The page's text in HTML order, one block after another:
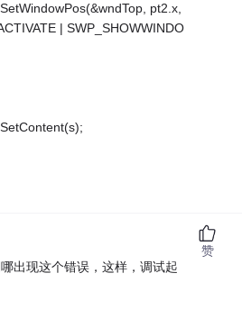
pt2.x,
| SWP_SHOWWINDO
出现这个错误，这样，调试起
赞